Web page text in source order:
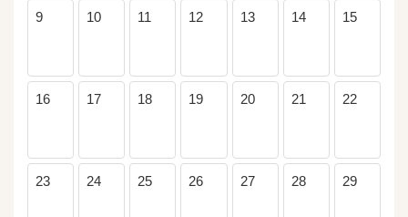
9 10 11 12 13 14 15
16 17 18 19 20 21 22
23 24 25 26 27 28 29